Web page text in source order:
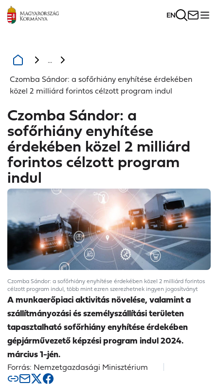
EN
...
Czomba Sándor: a sofőrhiány enyhítése érdekében
közel 2 milliárd forintos célzott program indul
Czomba Sándor: a
sofőrhiány enyhítése
érdekében közel 2 milliárd
forintos célzott program
indul
Czomba Sándor: a sofőrhiány enyhítése érdekében közel 2 milliárd forintos
célzott program indul, több mint ezren szerezhetnek ingyen jogosítványt
A munkaerőpiaci aktivitás növelése, valamint a
szállítmányozási és személyszállítási területen
tapasztalható sofőrhiány enyhítése érdekében
gépjárművezető képzési program indul 2024.
március 1-jén.
Forrás: Nemzetgazdasági Minisztérium